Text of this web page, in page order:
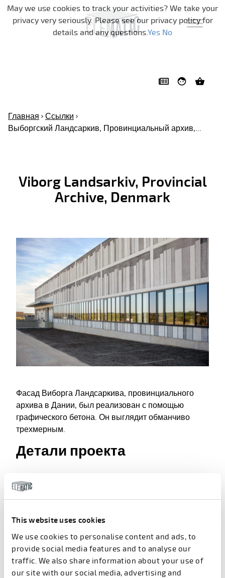
This website uses cookies
We use cookies to personalise content and ads, to
provide social media features and to analyse our
traffic. We also share information about your use of
our site with our social media, advertising and
Skip navigation
Главная
Ссылки
Выборгский Ландсаркив, Провинциальный архив,...
Viborg Landsarkiv, Provincial
Archive, Denmark
Фасад Виборга Ландсаркива, провинциального
архива в Дании, был реализован с помощью
графического бетона. Он выглядит обманчиво
трехмерным.
Детали проекта
Год постройки 2015
Архитектор
Schmidt Hammer Lassen
Строитель КПК БЫГ А/С
Готовые
Confac A/S
May we use cookies to track your activities? We take your
privacy very seriously. Please see our privacy policy for
details and any questions.Yes No